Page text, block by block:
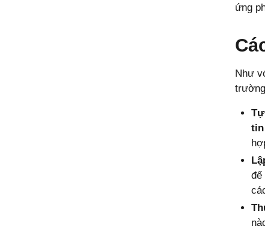
ứng
Như
để